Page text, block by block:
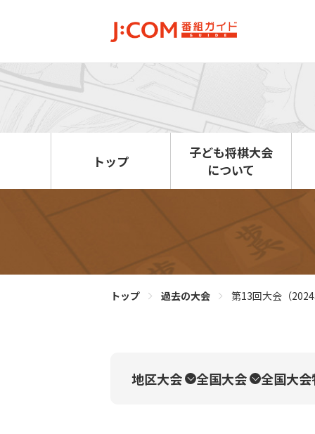
トップ
子ども将棋大会
について
トップ 過去の大会 第13回大会（
地区大会 全国大会 全国大